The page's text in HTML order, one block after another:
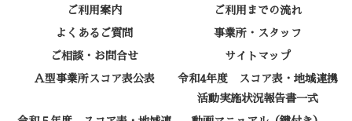
ご利用案内 ご利用までの流れ
よくあるご質問 事業所・スタッフ
ご相談・お問合せ サイトマップ
Ａ型事業所スコア表公表
令和4年度 スコア表・地域連携
活動実施状況報告書一式